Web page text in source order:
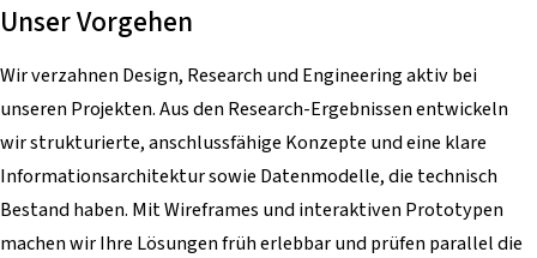
Unser Vorgehen
Wir verzahnen Design, Research und Engineering aktiv bei
unseren Projekten. Aus den Research-Ergebnissen entwickeln
wir strukturierte, anschlussfähige Konzepte und eine klare
Informationsarchitektur sowie Datenmodelle, die technisch
Bestand haben. Mit Wireframes und interaktiven Prototypen
machen wir Ihre Lösungen früh erlebbar und prüfen parallel die